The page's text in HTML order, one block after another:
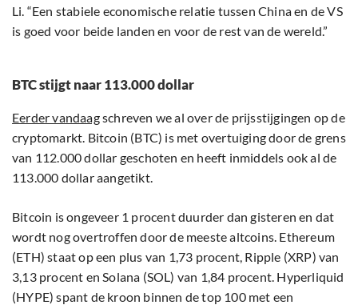
Li. “Een stabiele economische relatie tussen China en de VS
is goed voor beide landen en voor de rest van de wereld.”
BTC stijgt naar 113.000 dollar
Eerder vandaagschreven we al over de prijsstijgingen op de
cryptomarkt. Bitcoin (BTC) is met overtuiging door de grens
van 112.000 dollar geschoten en heeft inmiddels ook al de
113.000 dollar aangetikt.
Bitcoin is ongeveer 1 procent duurder dan gisteren en dat
wordt nog overtroffen door de meeste altcoins. Ethereum
(ETH) staat op een plus van 1,73 procent, Ripple (XRP) van
3,13 procent en Solana (SOL) van 1,84 procent. Hyperliquid
(HYPE) spant de kroon binnen de top 100 met een